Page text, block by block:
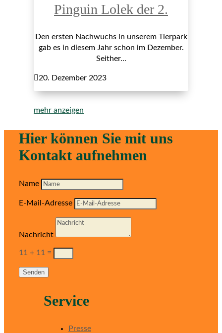
Pinguin Lolek der 2.
Den ersten Nachwuchs in unserem Tierpark
gab es in diesem Jahr schon im Dezember.
Seither...
20. Dezember 2023
mehr anzeigen
Hier können Sie mit uns
Kontakt aufnehmen
Name
E-Mail-Adresse
Nachricht
11 + 11 =
Senden
Service
Presse